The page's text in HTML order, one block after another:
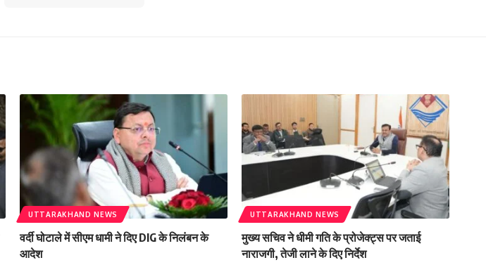
UTTARAKHAND NEWS
वर्दी घोटाले में सीएम धामी ने दिए DIG के निलंबन के
आदेश
UTTARAKHAND NEWS
मुख्य सचिव ने धीमी गति के प्रोजेक्ट्स पर जताई
नाराजगी, तेजी लाने के दिए निर्देश